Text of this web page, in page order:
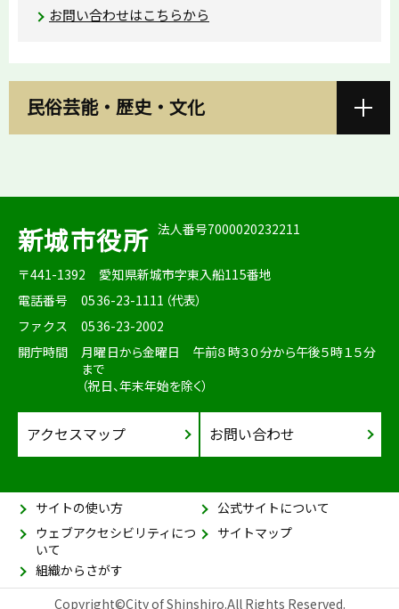
お問い合わせはこちらから
民俗芸能・歴史・文化
新城市役所 法人番号7000020232211
〒441-1392
愛知県新城市字東入船115番地
電話番号
0536-23-1111（代表）
ファクス
0536-23-2002
開庁時間
月曜日から金曜日 午前８時３０分から午後５時１５分
まで
（祝日、年末年始を除く）
アクセスマップ お問い合わせ
サイトの使い方
公式サイトについて
ウェブアクセシビリティにつ
いて
サイトマップ
組織からさがす
Copyright©City of Shinshiro.All Rights Reserved.